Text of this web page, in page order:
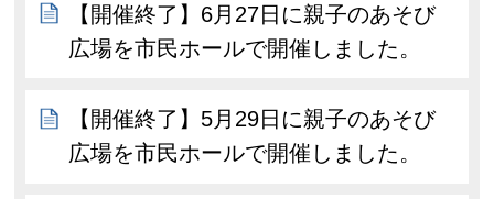
【開催終了】6月27日に親子のあそび
広場を市民ホールで開催しました。
【開催終了】5月29日に親子のあそび
広場を市民ホールで開催しました。